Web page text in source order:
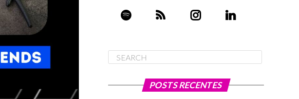
POSTS RECENTES